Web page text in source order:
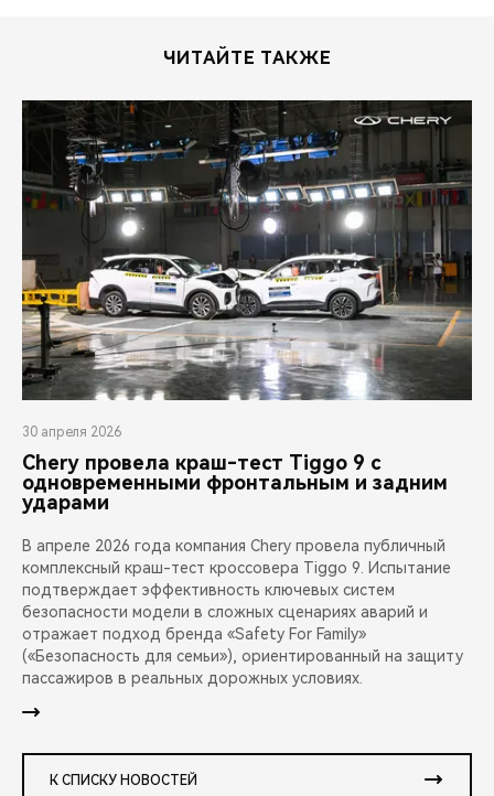
ЧИТАЙТЕ ТАКЖЕ
30 апреля 2026
Chery провела краш-тест Tiggo 9 с
одновременными фронтальным и задним
ударами
В апреле 2026 года компания Chery провела публичный
комплексный краш-тест кроссовера Tiggo 9. Испытание
подтверждает эффективность ключевых систем
безопасности модели в сложных сценариях аварий и
отражает подход бренда «Safety For Family»
(«Безопасность для семьи»), ориентированный на защиту
пассажиров в реальных дорожных условиях.
К СПИСКУ НОВОСТЕЙ